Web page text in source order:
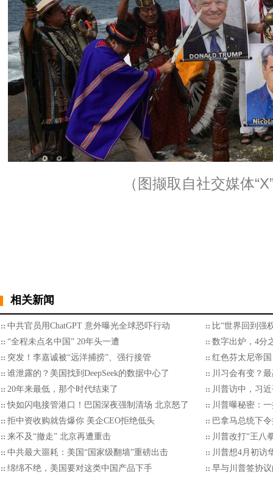
（图撷取自社交媒体
相关新闻
中共官员用ChatGPT 意外曝光全球恐吓行动
比“世界回到强
“全程未点名中国” 20年头一遭
数字出炉，4分
突发！李嘉诚被“远洋捕捞”、强行接管
红色芬太尼帝国
谁泄露的？美国找到DeepSeek的数据中心了
川习会有变？
20年来最低，那个时代结束了
川普访中，习
快如闪电接管港口！巴国深夜强制清场 北京怒了
川普曝秘密：
拒中资收购就告爆你 美企CEO拒绝低头
巴拿马总统下
来不及“撤走” 北京再遭重击
川普改打“王八
中共最大噩耗：美国“国家级翻墙”重磅出击
川普想4月初访
绵绵不绝，美国要对这类中国产品下手
早与川普签协